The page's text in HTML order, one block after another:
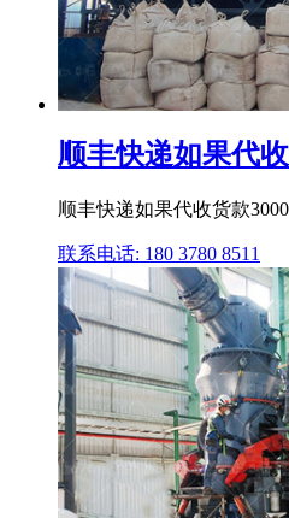
顺丰快递如果代
顺丰快递如果代收货款
联系电话: 180 3780 8511